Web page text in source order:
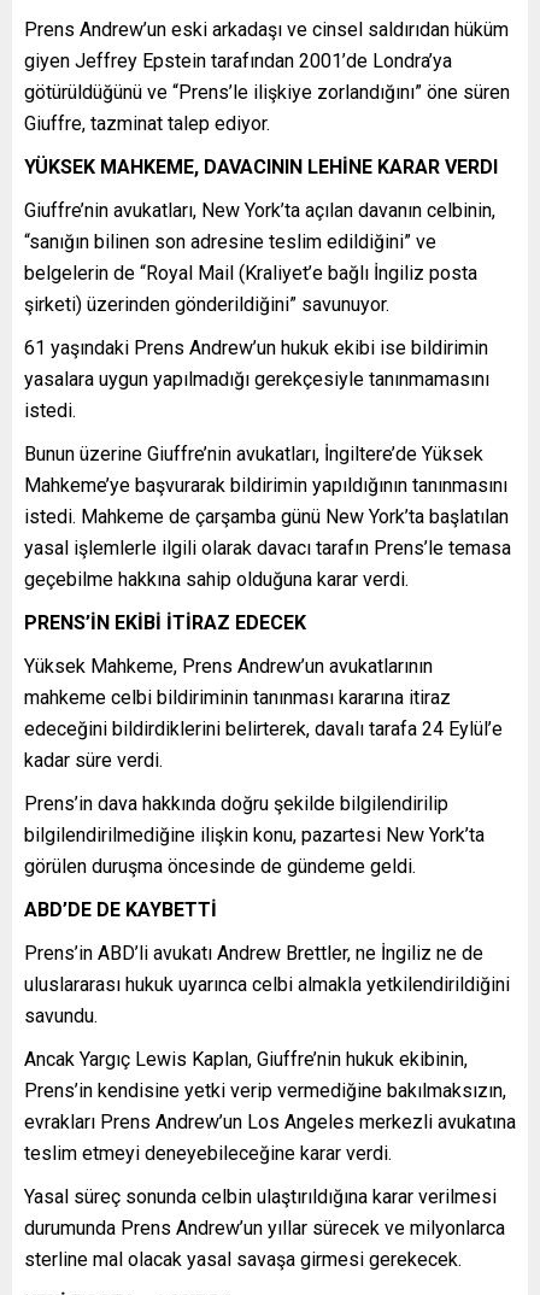
Prens Andrew’un eski arkadaşı ve cinsel saldırıdan hüküm
giyen Jeffrey Epstein tarafından 2001’de Londra’ya
götürüldüğünü ve “Prens’le ilişkiye zorlandığını” öne süren
Giuffre, tazminat talep ediyor.
YÜKSEK MAHKEME, DAVACININ LEHİNE KARAR VERDI
Giuffre’nin avukatları, New York’ta açılan davanın celbinin,
“sanığın bilinen son adresine teslim edildiğini” ve
belgelerin de “Royal Mail (Kraliyet’e bağlı İngiliz posta
şirketi) üzerinden gönderildiğini” savunuyor.
61 yaşındaki Prens Andrew’un hukuk ekibi ise bildirimin
yasalara uygun yapılmadığı gerekçesiyle tanınmamasını
istedi.
Bunun üzerine Giuffre’nin avukatları, İngiltere’de Yüksek
Mahkeme’ye başvurarak bildirimin yapıldığının tanınmasını
istedi. Mahkeme de çarşamba günü New York’ta başlatılan
yasal işlemlerle ilgili olarak davacı tarafın Prens’le temasa
geçebilme hakkına sahip olduğuna karar verdi.
PRENS’İN EKİBİ İTİRAZ EDECEK
Yüksek Mahkeme, Prens Andrew’un avukatlarının
mahkeme celbi bildiriminin tanınması kararına itiraz
edeceğini bildirdiklerini belirterek, davalı tarafa 24 Eylül’e
kadar süre verdi.
Prens’in dava hakkında doğru şekilde bilgilendirilip
bilgilendirilmediğine ilişkin konu, pazartesi New York’ta
görülen duruşma öncesinde de gündeme geldi.
ABD’DE DE KAYBETTİ
Prens’in ABD’li avukatı Andrew Brettler, ne İngiliz ne de
uluslararası hukuk uyarınca celbi almakla yetkilendirildiğini
savundu.
Ancak Yargıç Lewis Kaplan, Giuffre’nin hukuk ekibinin,
Prens’in kendisine yetki verip vermediğine bakılmaksızın,
evrakları Prens Andrew’un Los Angeles merkezli avukatına
teslim etmeyi deneyebileceğine karar verdi.
Yasal süreç sonunda celbin ulaştırıldığına karar verilmesi
durumunda Prens Andrew’un yıllar sürecek ve milyonlarca
sterline mal olacak yasal savaşa girmesi gerekecek.